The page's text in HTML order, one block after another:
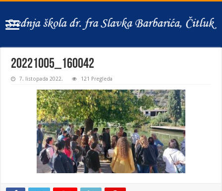
20221005_160042
7. listopada 2022. 121 Pregleda